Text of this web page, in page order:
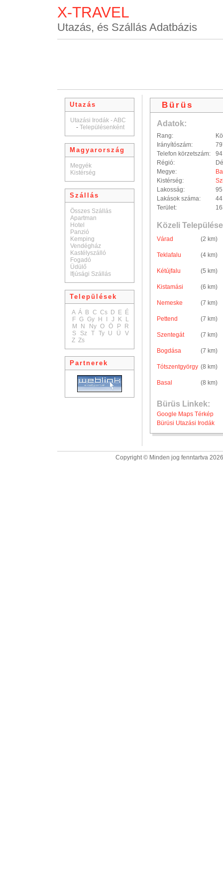
X-TRAVEL
Utazás, és Szállás Adatbázis
Utazás
Utazási Irodák - ABC
- Településenként
Magyarország
Megyék
Kistérség
Szállás
Összes Szállás
Apartman
Hotel
Panzió
Kemping
Vendégház
Kastélyszálló
Fogadó
Üdülő
Ifjúsági Szállás
Települések
A Á B C Cs D E É
F G Gy H J K
L
M
N Ny O Ö P
R
S
Sz T Ty U Ü
V
Z Zs
Partnerek
Bürüs
Adatok:
Rang:
Irányítószám:
Telefon körzetszám:
94
Régió:
Megye:
Kistérség:
Lakosság:
Lakások száma:
44
Terület:
Közeli
Várad (2 km)
Teklafalu (4 km)
Kétújfalu (5 km)
Kistamási (6 km)
Nemeske (7 km)
Pettend (7 km)
Szentegát (7 km)
Bogdása (7 km)
Tótszentgyörgy (8 km)
Basal (8 km)
Bürüs Linkek:
Google Maps Térkép
Bürüsi Utazási Irodák
Copyright © Minden jog fenntartva